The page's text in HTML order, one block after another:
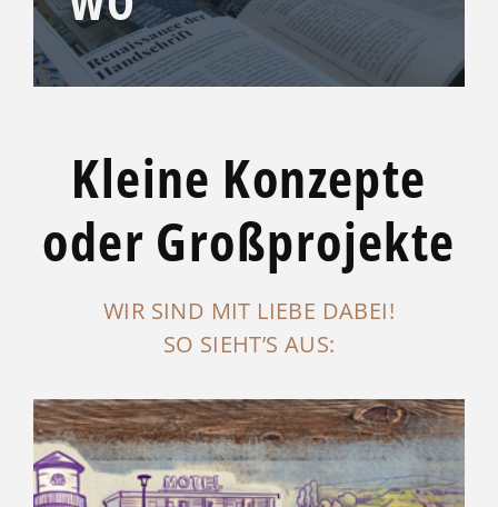
Kleine Konzepte
oder Großprojekte
WIR SIND MIT LIEBE DABEI!
SO SIEHT’S AUS: